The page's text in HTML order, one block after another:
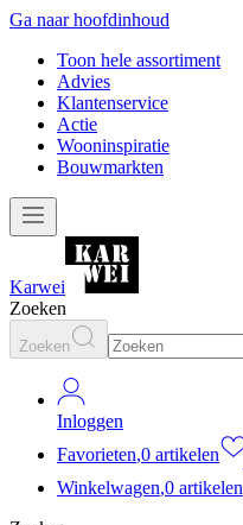
Ga naar hoofdinhoud
Toon hele assortiment
Advies
Klantenservice
Actie
Wooninspiratie
Bouwmarkten
Karwei
Zoeken
Zoeken
Inloggen
Favorieten,0 artikelen
Winkelwagen,0 artikelen